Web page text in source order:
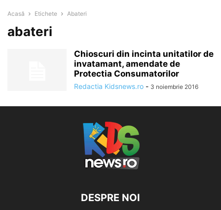
Acasă Etichete Abateri
abateri
Chioscuri din incinta unitatilor de
invatamant, amendate de
Protectia Consumatorilor
Redactia Kidsnews.ro - 3 noiembrie 2016
DESPRE NOI